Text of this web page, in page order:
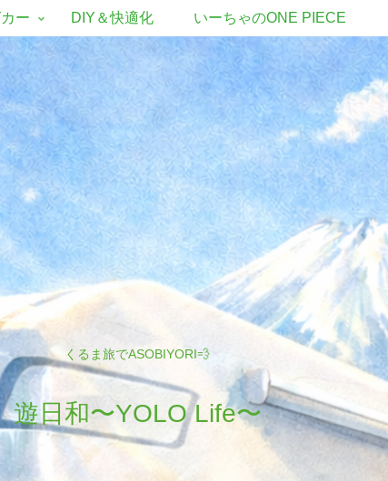
くるま旅でASOBIYORI💨
遊日和〜YOLO Life〜
ー DIY＆快適化 いーちゃのONE PIECE